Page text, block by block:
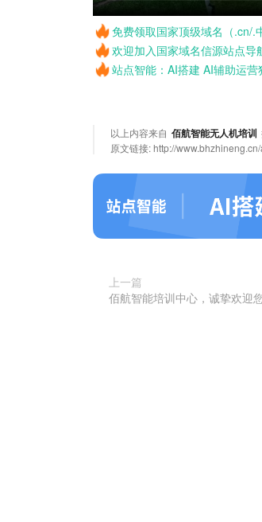
免费领取国家顶级域名（.cn/.
欢迎加入国家域名信源站点导
站点智能：AI搭建 AI辅助运
以上内容来自 佰航智能无人机培训
原文链接:http://
上一篇
佰航智能培训中心，诚挚欢迎